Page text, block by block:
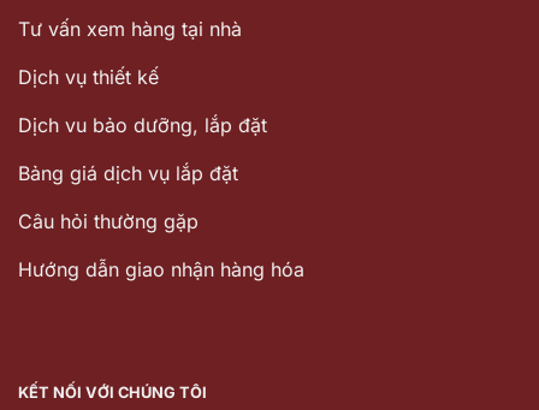
Tư vấn xem hàng tại nhà
Dịch vụ thiết kế
Dịch vu bảo dưỡng, lắp đặt
Bảng giá dịch vụ lắp đặt
Câu hỏi thường gặp
Hướng dẫn giao nhận hàng hóa
KẾT NỐI VỚI CHÚNG TÔI